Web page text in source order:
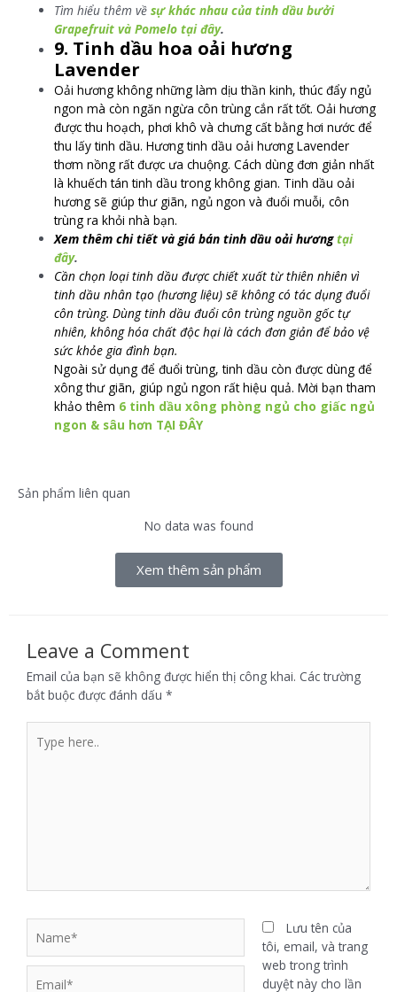
Tìm hiểu thêm vềsự khác nhau của tinh dầu bưởi
Grapefruit và Pomelo tại đây.
9. Tinh dầu hoa oải hương
Lavender
Oải hương không những làm dịu thần kinh, thúc đẩy ngủ
ngon mà còn ngăn ngừa côn trùng cắn rất tốt. Oải hương
được thu hoạch, phơi khô và chưng cất bằng hơi nước để
thu lấy tinh dầu. Hương tinh dầu oải hương Lavender
thơm nồng rất được ưa chuộng. Cách dùng đơn giản nhất
là khuếch tán tinh dầu trong không gian. Tinh dầu oải
hương sẽ giúp thư giãn, ngủ ngon và đuổi muỗi, côn
trùng ra khỏi nhà bạn.
Xem thêm chi tiết và giá bán tinh dầu oải hươngtại
đây.
Cần chọn loại tinh dầu được chiết xuất từ thiên nhiên vì
tinh dầu nhân tạo (hương liệu) sẽ không có tác dụng đuổi
côn trùng. Dùng tinh dầu đuổi côn trùng nguồn gốc tự
nhiên, không hóa chất độc hại là cách đơn giản để bảo vệ
sức khỏe gia đình bạn.
Ngoài sử dụng để đuổi trùng, tinh dầu còn được dùng để
xông thư giãn, giúp ngủ ngon rất hiệu quả. Mời bạn tham
khảo thêm 6 tinh dầu xông phòng ngủ cho giấc ngủ
ngon & sâu hơn TẠI ĐÂY
Sản phẩm liên quan
No data was found
Xem thêm sản phẩm
Leave a Comment
Email của bạn sẽ không được hiển thị công khai. Các trường
bắt buộc được đánh dấu *
Lưu tên của
tôi, email, và trang
web trong trình
duyệt này cho lần